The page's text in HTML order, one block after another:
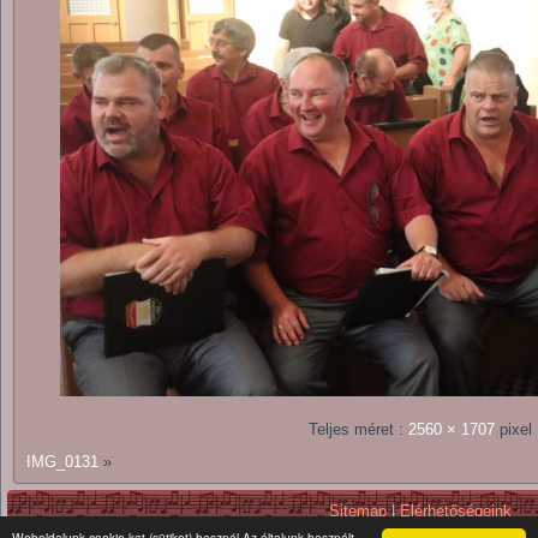
Teljes méret : 2560 × 1707 pixel
IMG_0131 »
Sitemap|Elérhetőségeink
Copyright © 2026. All Rights